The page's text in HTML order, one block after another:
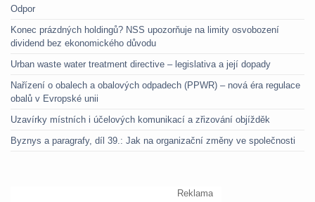
Odpor
Konec prázdných holdingů? NSS upozorňuje na limity osvobození
dividend bez ekonomického důvodu
Urban waste water treatment directive – legislativa a její dopady
Nařízení o obalech a obalových odpadech (PPWR) – nová éra regulace
obalů v Evropské unii
Uzavírky místních i účelových komunikací a zřizování objížděk
Byznys a paragrafy, díl 39.: Jak na organizační změny ve společnosti